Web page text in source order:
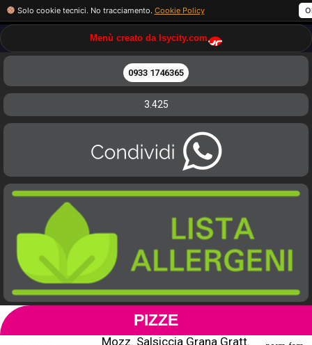
Menù creato da Isycity.com
0933 1746365
3.425
Solo cookie tecnici. No tracciamento. Cookie Policy
PIZZE
Mozz. Salsiccia Grana Gratt.